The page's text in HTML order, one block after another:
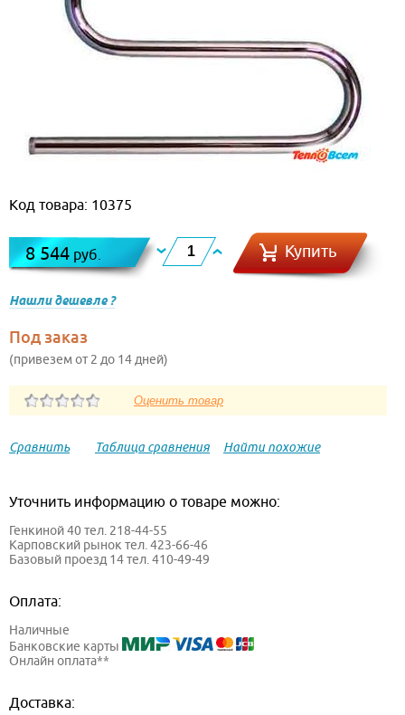
Код товара: 10375
8 544 руб. Купить
Нашли дешевле ?
Под заказ
(привезем от 2 до 14 дней)
Сравнить Таблица сравнения Найти похожие
Уточнить информацию о товаре можно:
Генкиной 40 тел. 218-44-55
Карповский рынок тел. 423-66-46
Базовый проезд 14 тел. 410-49-49
Оплата:
Наличные
Банковские карты
Онлайн оплата**
Доставка: